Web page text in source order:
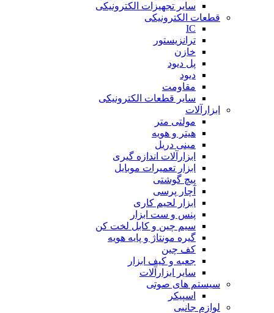
سایر تجهیزات الکترونیکی
قطعات الکترونیکی
IC
ترانزیستور
خازن
پل دیود
دیود
مقاومت
سایر قطعات الکترونیکی
ابزارآلات
مولتی متر
هیتر و هویه
مینی دریل
ابزارآلات اندازه گیری
ابزار تعمیرات موبایل
پیچ گوشتی
آچار پرسی
ابزار لحیم کاری
پنس و ست ابزار
سیم چین و کابل لخت کن
گیره مونتاژ و پایه هویه
کف چین
جعبه و کیف ابزار
سایر ابزارآلات
سیستم های صوتی
اسپیکر
لوازم جانبی